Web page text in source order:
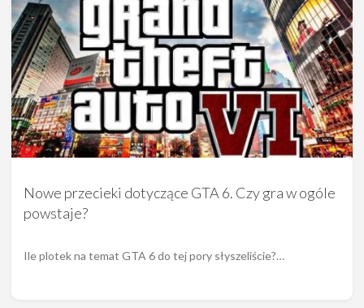
Nowe przecieki dotyczące GTA 6. Czy gra w ogóle
powstaje?
Ile plotek na temat GTA 6 do tej pory słyszeliście?…